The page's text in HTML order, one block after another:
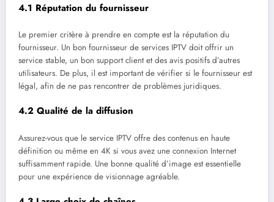
4.1 Réputation du fournisseur
Le premier critère à prendre en compte est la réputation du
fournisseur. Un bon fournisseur de services IPTV doit offrir un
service stable, un bon support client et des avis positifs d’autres
utilisateurs. De plus, il est important de vérifier si le fournisseur est
légal, afin de ne pas rencontrer de problèmes juridiques.
4.2 Qualité de la diffusion
Assurez-vous que le service IPTV offre des contenus en haute
définition ou même en 4K si vous avez une connexion Internet
suffisamment rapide. Une bonne qualité d’image est essentielle
pour une expérience de visionnage agréable.